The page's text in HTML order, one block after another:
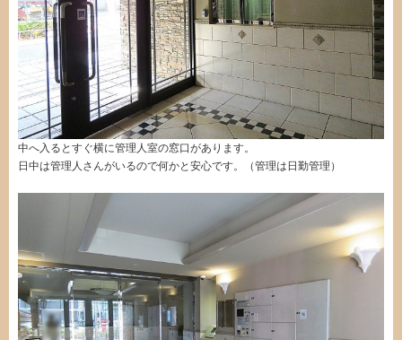
中へ入るとすぐ横に管理人室の窓口があります。
日中は管理人さんがいるので何かと安心です。（管理は日勤管理）